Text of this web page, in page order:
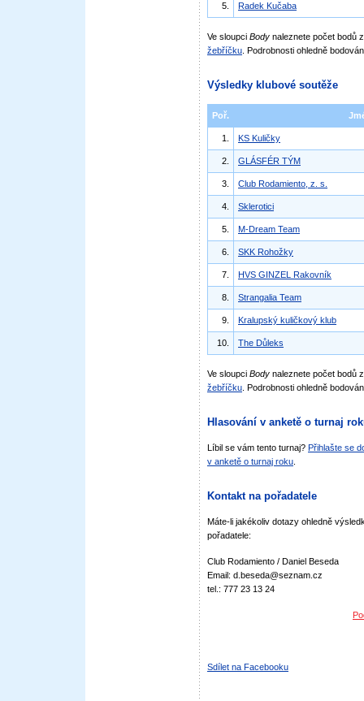
5. Radek Kučaba
Ve sloupci Body naleznete počet bodů
žebříčku . Podrobnosti ohledně
Výsledky klubové soutěže
Poř.
1. KS Kuličky
2. GLÁSFÉR TÝM
3. Club Rodamiento, z. s.
4. Sklerotici
5. M-Dream Team
6. SKK Rohožky
7. HVS GINZEL Rakovník
8. Strangalia Team
9. Kralupský kuličkový klub
10. The Důleks
Ve sloupci Body naleznete počet bodů
žebříčku . Podrobnosti ohledně
Hlasování v anketě o turnaj
Líbil se vám tento turnaj? Přihlašte se
v anketě o turnaj roku
Kontakt na pořadatele
Máte-li jakékoliv dotazy ohledně
pořadatele:
Club Rodamiento / Daniel Beseda
Email: d.beseda@seznam.cz
tel.: 777 23 13 24
Sdílet na Facebooku